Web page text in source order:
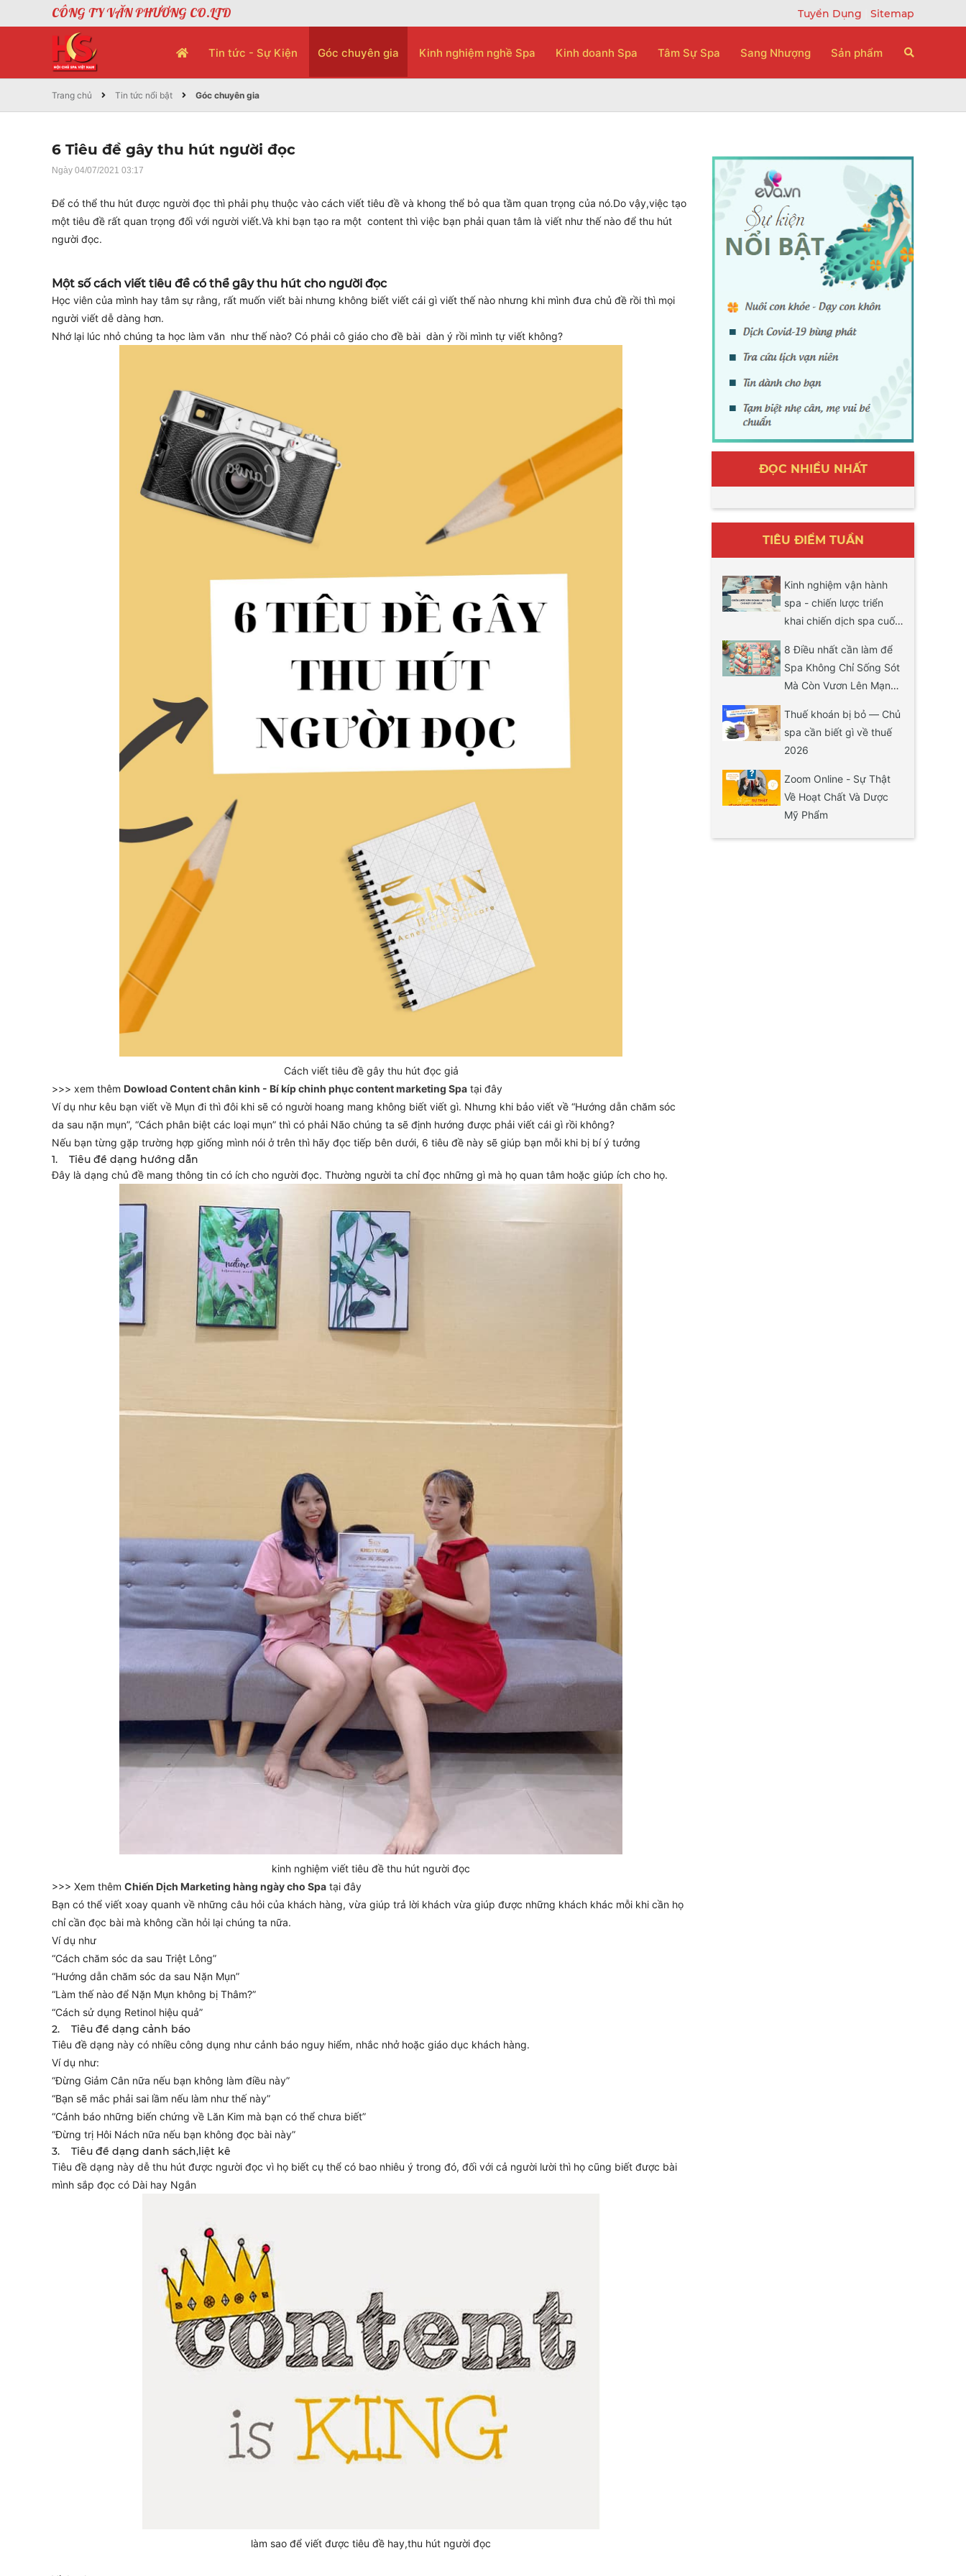
CÔNG TY VĂN PHƯƠNG CO.LTD Tuyển Dụng Sitemap
Tin tức - Sự Kiện Góc chuyên gia Kinh nghiệm nghề Spa Kinh doanh Spa Tâm Sự Spa Sang Nhượng Sản phẩm
Trang chủ Tin tức nổi bật Góc chuyên gia
6 Tiêu đề gây thu hút người đọc
Ngày 04/07/2021 03:17
Để có thể thu hút được người đọc thì phải phụ thuộc vào cách viết tiêu đề và khong thể bỏ qua tầm quan trọng của nó.Do vậy,việc tạo
một tiêu đề rất quan trọng đối với người viết.Và khi bạn tạo ra một content thì việc bạn phải quan tâm là viết như thế nào để thu hút
người đọc.
Một số cách viết tiêu đề có thể gây thu hút cho người đọc
Học viên của mình hay tâm sự rằng, rất muốn viết bài nhưng không biết viết cái gì viết thế nào nhưng khi mình đưa chủ đề rồi thì mọi
người viết dễ dàng hơn.
Nhớ lại lúc nhỏ chúng ta học làm văn như thế nào? Có phải cô giáo cho đề bài dàn ý rồi mình tự viết không?
Cách viết tiêu đề gây thu hút đọc giả
>>> xem thêm Dowload Content chân kinh - Bí kíp chinh phục content marketing Spa tại đây
Ví dụ như kêu bạn viết về Mụn đi thì đôi khi sẽ có người hoang mang không biết viết gì. Nhưng khi bảo viết về “Hướng dẫn chăm sóc
da sau nặn mụn”, “Cách phân biệt các loại mụn” thì có phải Não chúng ta sẽ định hướng được phải viết cái gì rồi không?
Nếu bạn từng gặp trường hợp giống mình nói ở trên thì hãy đọc tiếp bên dưới, 6 tiêu đề này sẽ giúp bạn mỗi khi bị bí ý tưởng
1. Tiêu đề dạng hướng dẫn
Đây là dạng chủ đề mang thông tin có ích cho người đọc. Thường người ta chỉ đọc những gì mà họ quan tâm hoặc giúp ích cho họ.
kinh nghiệm viết tiêu đề thu hút người đọc
>>> Xem thêm Chiến Dịch Marketing hàng ngày cho Spa tại đây
Bạn có thể viết xoay quanh về những câu hỏi của khách hàng, vừa giúp trả lời khách vừa giúp được những khách khác mỗi khi cần họ
chỉ cần đọc bài mà không cần hỏi lại chúng ta nữa.
Ví dụ như
“Cách chăm sóc da sau Triệt Lông”
“Hướng dẫn chăm sóc da sau Nặn Mụn”
“Làm thế nào để Nặn Mụn không bị Thâm?”
“Cách sử dụng Retinol hiệu quả”
2. Tiêu đề dạng cảnh báo
Tiêu đề dạng này có nhiều công dụng như cảnh báo nguy hiểm, nhắc nhở hoặc giáo dục khách hàng.
Ví dụ như:
“Đừng Giảm Cân nữa nếu bạn không làm điều này”
“Bạn sẽ mắc phải sai lầm nếu làm như thế này”
“Cảnh báo những biến chứng về Lăn Kim mà bạn có thể chưa biết”
“Đừng trị Hôi Nách nữa nếu bạn không đọc bài này”
3. Tiêu đề dạng danh sách,liệt kê
Tiêu đề dạng này dễ thu hút được người đọc vì họ biết cụ thể có bao nhiêu ý trong đó, đối với cả người lười thì họ cũng biết được bài
mình sắp đọc có Dài hay Ngắn
làm sao để viết được tiêu đề hay,thu hút người đọc
ĐỌC NHIỀU NHẤT
TIÊU ĐIỂM TUẦN
Kinh nghiệm vận hành
spa - chiến lược triển
khai chiến dịch spa cuối
8 Điều nhất cần làm để
Spa Không Chỉ Sống Sót
Mà Còn Vươn Lên Mạnh
Thuế khoán bị bỏ — Chủ
spa cần biết gì về thuế
2026
Zoom Online - Sự Thật
Về Hoạt Chất Và Dược
Mỹ Phẩm